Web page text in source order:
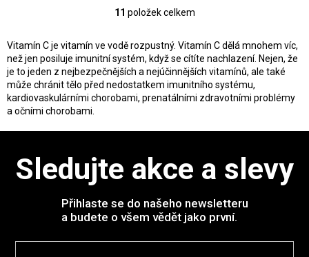
O
l
á
d
a
c
r
k
y
ý
p
s
11 položek celkem
Vitamín C je vitamín ve vodě rozpustný. Vitamín C dělá mnohem víc,
než jen posiluje imunitní systém, když se cítíte nachlazení. Nejen, že
je to jeden z nejbezpečnějších a nejúčinnějších vitamínů, ale také
může chránit tělo před nedostatkem imunitního systému,
kardiovaskulárními chorobami, prenatálními zdravotními problémy
a očními chorobami.
Sledujte akce a slevy
Přihlaste se do našeho newsletteru
a budete o všem vědět jako první.